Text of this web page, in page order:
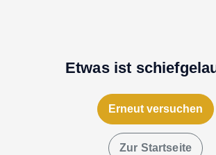
Etwas ist
Erneut versuchen
Zur Startseite